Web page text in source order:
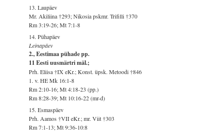
13. Laupäev
Mr. Akiliina †293; Nikosia pskmr. Trifilli †370
Rm 3:19-26; Mt 7:1-8
14. Pühapäev
Leinapäev
2., Eestimaa pühade pp.
11 Eesti uusmärtri mäl.;
Prh. Eliisa †IX eKr.; Konst. üpsk. Metoodi †846
1. v. HE Mk 16:1-8
Rm 2:10-16; Mt 4:18-23 (pp.)
Rm 8:28-39; Mt 10:16-22 (mr-d)
15. Esmaspäev
Prh. Aamos †VII eKr.; mr. Viit †303
Rm 7:1-13; Mt 9:36-10:8